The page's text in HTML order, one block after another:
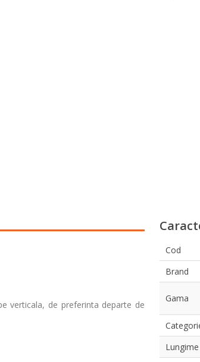
verticala, de preferinta departe de
Cod
Brand
Gama